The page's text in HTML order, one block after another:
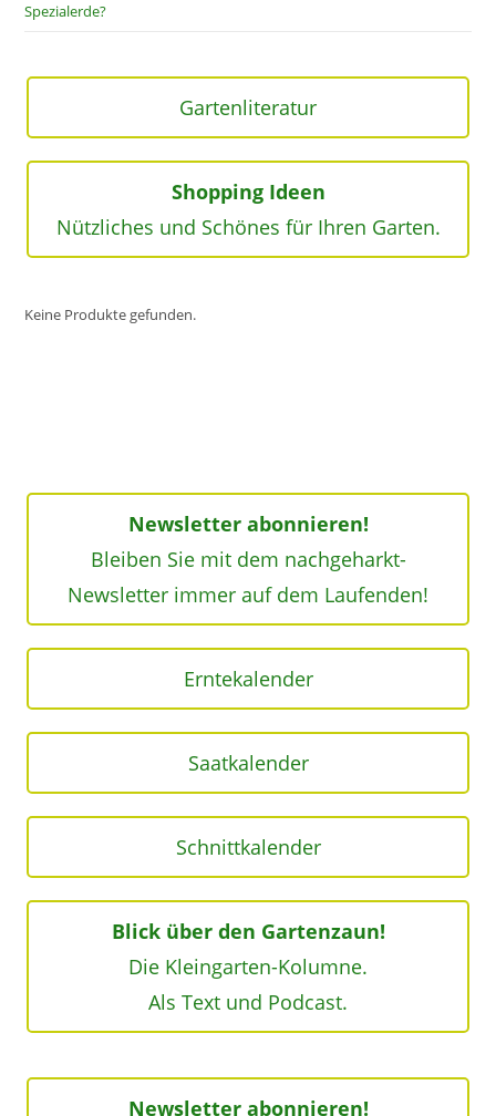
Spezialerde?
Gartenliteratur
Shopping Ideen
Nützliches und Schönes für Ihren Garten.
Keine Produkte gefunden.
Newsletter abonnieren!
Bleiben Sie mit dem nachgeharkt-
Newsletter immer auf dem Laufenden!
Erntekalender
Saatkalender
Schnittkalender
Blick über den Gartenzaun!
Die Kleingarten-Kolumne.
Als Text und Podcast.
Newsletter abonnieren!